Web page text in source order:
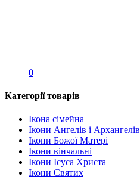
0
Категорії товарів
Ікона сімейна
Ікони Ангелів і Архангелів
Ікони Божої Матері
Ікони вінчальні
Ікони Ісуса Христа
Ікони Святих